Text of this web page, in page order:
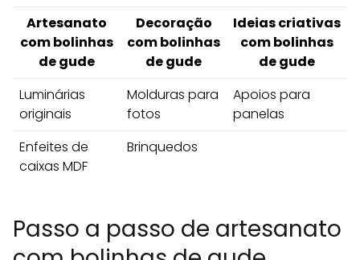
Artesanato
com bolinhas
de gude
Decoração
com bolinhas
de gude
Ideias criativas
com bolinhas
de gude
Luminárias
originais
Molduras para
fotos
Apoios para
panelas
Enfeites de
caixas MDF
Brinquedos
Passo a passo de artesanato